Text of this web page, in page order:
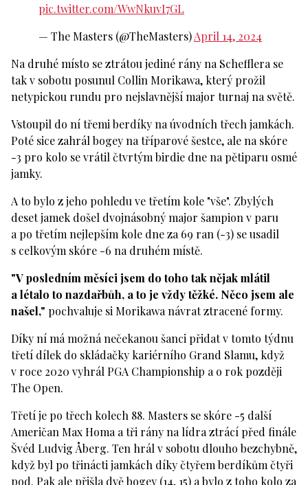
pic.twitter.com/WwNkuvI7GL
— The Masters (@TheMasters)April 14, 2024
Na druhé místo se ztrátou jediné rány na Schefflera se
tak v sobotu posunul Collin Morikawa, který prožil
netypickou rundu pro nejslavnější major turnaj na světě.
Vstoupil do ní třemi berdíky na úvodních třech jamkách.
Poté sice zahrál bogey na tříparové šestce, ale na skóre
-3 pro kolo se vrátil čtvrtým birdie dne na pětiparu osmé
jamky.
A to bylo z jeho pohledu ve třetím kole "vše". Zbylých
deset jamek došel dvojnásobný major šampion v paru
a po třetím nejlepším kole dne za 69 ran (-3) se usadil
s celkovým skóre -6 na druhém místě.
"V posledním měsíci jsem do toho tak nějak mlátil
a létalo to nazdařbůh, a to je vždy těžké. Něco jsem ale
našel," pochvaluje si Morikawa návrat ztracené formy.
Díky ní má možná nečekanou šanci přidat v tomto týdnu
třetí dílek do skládačky kariérního Grand Slamu, když
v roce 2020 vyhrál PGA Championship a o rok později
The Open.
Třetí je po třech kolech 88. Masters se skóre -5 další
Američan Max Homa a tři rány na lídra ztrácí před finále
Švéd Ludvig Åberg. Ten hrál v sobotu dlouho bezchybně,
když byl po třinácti jamkách díky čtyřem berdíkům čtyři
pod. Pak ale přišla dvě bogey (14, 15) a bylo z toho kolo za